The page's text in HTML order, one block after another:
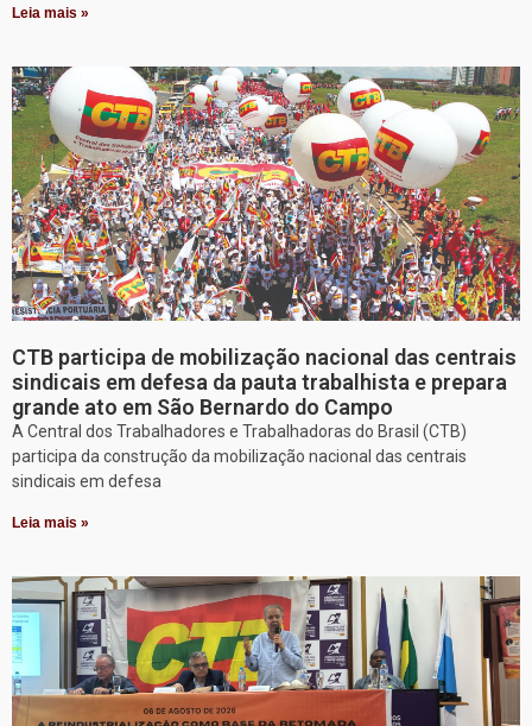
Leia mais »
CTB participa de mobilização nacional das centrais
sindicais em defesa da pauta trabalhista e prepara
grande ato em São Bernardo do Campo
A Central dos Trabalhadores e Trabalhadoras do Brasil (CTB)
participa da construção da mobilização nacional das centrais
sindicais em defesa
Leia mais »